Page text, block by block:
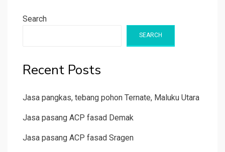
Search
SEARCH
Recent Posts
Jasa pangkas, tebang pohon Ternate, Maluku Utara
Jasa pasang ACP fasad Demak
Jasa pasang ACP fasad Sragen